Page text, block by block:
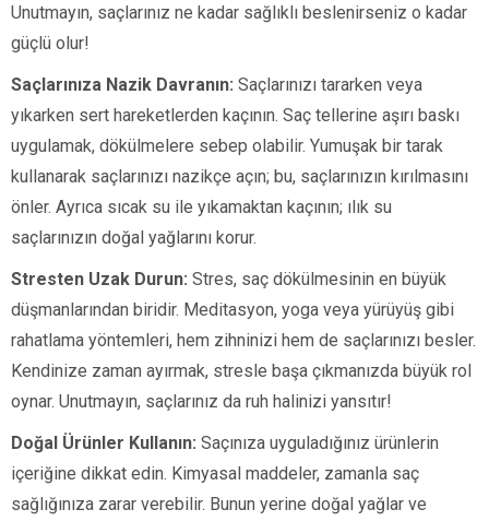
Unutmayın, saçlarınız ne kadar sağlıklı beslenirseniz o kadar
güçlü olur!
Saçlarınıza Nazik Davranın: Saçlarınızı tararken veya
yıkarken sert hareketlerden kaçının. Saç tellerine aşırı baskı
uygulamak, dökülmelere sebep olabilir. Yumuşak bir tarak
kullanarak saçlarınızı nazikçe açın; bu, saçlarınızın kırılmasını
önler. Ayrıca sıcak su ile yıkamaktan kaçının; ılık su
saçlarınızın doğal yağlarını korur.
Stresten Uzak Durun: Stres, saç dökülmesinin en büyük
düşmanlarından biridir. Meditasyon, yoga veya yürüyüş gibi
rahatlama yöntemleri, hem zihninizi hem de saçlarınızı besler.
Kendinize zaman ayırmak, stresle başa çıkmanızda büyük rol
oynar. Unutmayın, saçlarınız da ruh halinizi yansıtır!
Doğal Ürünler Kullanın: Saçınıza uyguladığınız ürünlerin
içeriğine dikkat edin. Kimyasal maddeler, zamanla saç
sağlığınıza zarar verebilir. Bunun yerine doğal yağlar ve